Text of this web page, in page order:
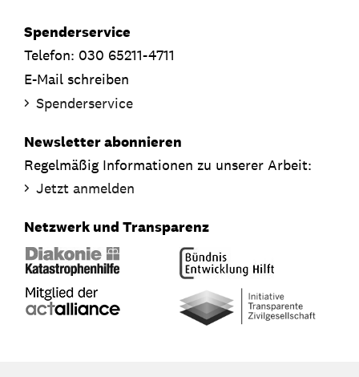
Spenderservice
Telefon: 030 65211-4711
E-Mail schreiben
Spenderservice
Newsletter abonnieren
Regelmäßig Informationen zu unserer Arbeit:
Jetzt anmelden
Netzwerk und Transparenz